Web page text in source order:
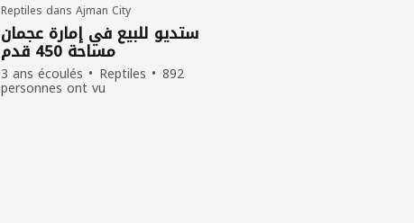
Reptiles dans Ajman City
ستديو للبيع في إمارة عجمان
مساحة 450 قدم
3 ans écoulés Reptiles 892
personnes ont vu